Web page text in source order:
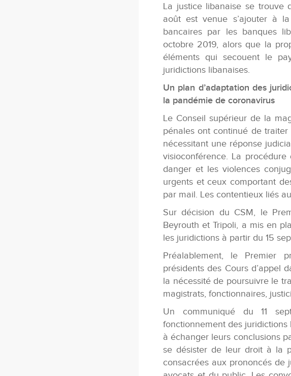
La justice libanaise se trouve
août est venue s’ajouter à
bancaires par les banques
octobre 2019, alors que la
éléments qui secouent le
juridictions libanaises.
Un plan d’adaptation des
la pandémie de coronavirus
Le Conseil supérieur de la
pénales ont continué de
nécessitant une réponse
visioconférence. La
danger et les violences
urgents et ceux comportant
par mail. Les contentieux liés
Sur décision du CSM, le
Beyrouth et Tripoli, a mis en
les juridictions à partir du 15
Préalablement, le Premier
présidents des Cours d’appel
la nécessité de poursuivre le
magistrats, fonctionnaires,
Un communiqué du 11
fonctionnement des juridictions
à échanger leurs conclusions
se désister de leur droit à la
consacrées aux prononcés de